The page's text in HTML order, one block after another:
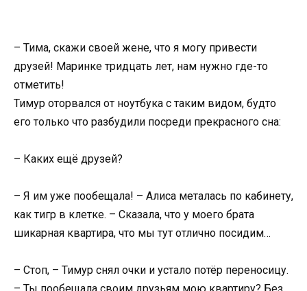
– Тима, скажи своей жене, что я могу привести
друзей! Маринке тридцать лет, нам нужно где-то
отметить!
Тимур оторвался от ноутбука с таким видом, будто
его только что разбудили посреди прекрасного сна:
– Каких ещё друзей?
– Я им уже пообещала! – Алиса металась по кабинету,
как тигр в клетке. – Сказала, что у моего брата
шикарная квартира, что мы тут отлично посидим…
– Стоп, – Тимур снял очки и устало потёр переносицу.